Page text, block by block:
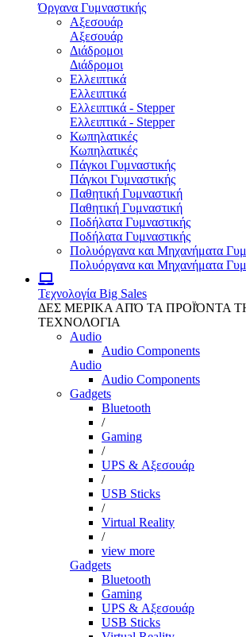
Όργανα Γυμναστικής
Αξεσουάρ
Αξεσουάρ
Διάδρομοι
Διάδρομοι
Ελλειπτικά
Ελλειπτικά
Ελλειπτικά - Stepper
Ελλειπτικά - Stepper
Κωπηλατικές
Κωπηλατικές
Πάγκοι Γυμναστικής
Πάγκοι Γυμναστικής
Παθητική Γυμναστική
Παθητική Γυμναστική
Ποδήλατα Γυμναστικής
Ποδήλατα Γυμναστικής
Πολυόργανα και Μηχανήματα
Πολυόργανα και Μηχανήματα
Τεχνολογία Big Sales
ΔΕΣ ΜΕΡΙΚΑ ΑΠΌ ΤΑ ΠΡΟΪΌΝΤΑ
ΤΕΧΝΟΛΟΓΙΑ
Audio
Audio Components
Audio
Audio Components
Gadgets
Bluetooth
/
Gaming
/
UPS & Αξεσουάρ
/
USB Sticks
/
Virtual Reality
/
view more
Gadgets
Bluetooth
Gaming
UPS & Αξεσουάρ
USB Sticks